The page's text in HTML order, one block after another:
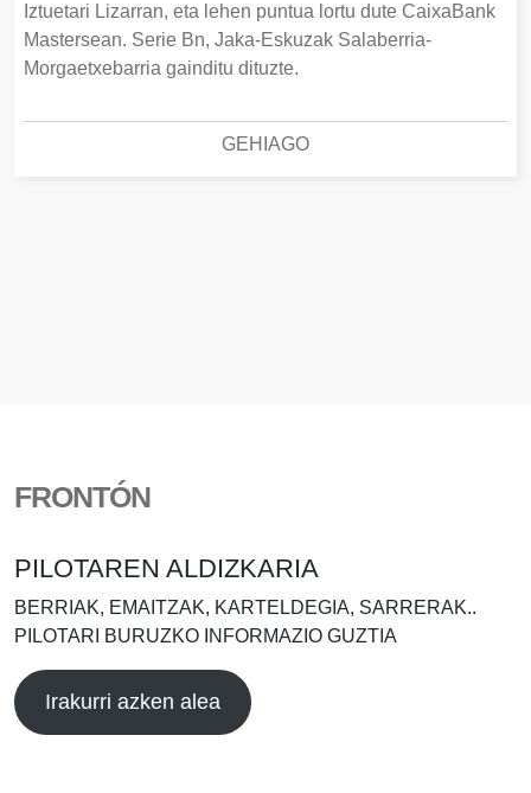
Iztuetari Lizarran, eta lehen puntua lortu dute CaixaBank
Mastersean. Serie Bn, Jaka-Eskuzak Salaberria-
Morgaetxebarria gainditu dituzte.
GEHIAGO
FRONTÓN
PILOTAREN ALDIZKARIA
BERRIAK, EMAITZAK, KARTELDEGIA, SARRERAK..
PILOTARI BURUZKO INFORMAZIO GUZTIA
Irakurri azken alea